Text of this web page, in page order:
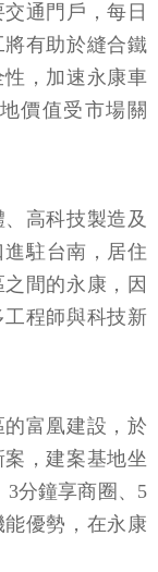
通門戶，每日
有助於縫合鐵
，加速永康車
價值受市場關
高科技製造及
駐台南，居住
間的永康，因
程師與科技新
富凰建設，於
，建案基地坐
3分鐘享商圈、5
優勢，在永康